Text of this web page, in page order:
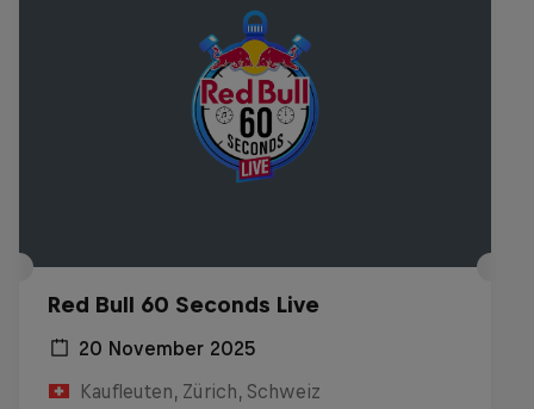
Red Bull 60 Seconds Live
20 November 2025
Kaufleuten, Zürich, Schweiz